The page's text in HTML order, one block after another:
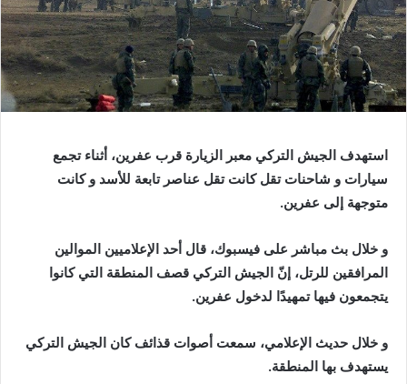
استهدف الجيش التركي معبر الزيارة قرب عفرين، أثناء تجمع
سيارات و شاحنات تقل كانت تقل عناصر تابعة للأسد و كانت
متوجهة إلى عفرين.
و خلال بث مباشر على فيسبوك، قال أحد الإعلاميين الموالين
المرافقين للرتل، إنّ الجيش التركي قصف المنطقة التي كانوا
يتجمعون فيها تمهيدًا لدخول عفرين.
و خلال حديث الإعلامي، سمعت أصوات قذائف كان الجيش التركي
يستهدف بها المنطقة.